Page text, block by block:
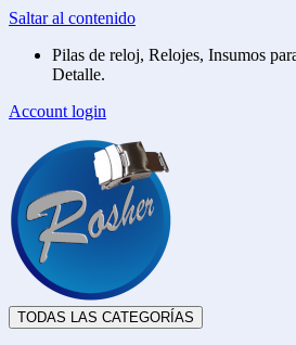
Saltar al contenido
Pilas de reloj, Relojes, Insumos
Detalle.
Account login
TODAS LAS CATEGORÍAS